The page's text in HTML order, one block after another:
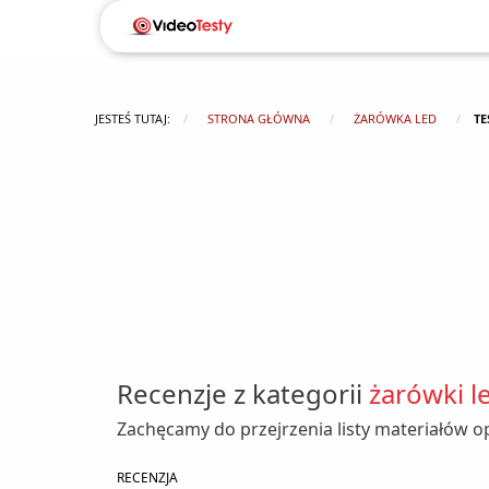
JESTEŚ TUTAJ: STRONA GŁÓWNA ŻARÓWKA LED
Recenzje z kategorii żarówki
Zachęcamy do przejrzenia listy materiałów
RECENZJA